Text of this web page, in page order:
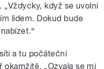
když se uvolní
lidem. Dokud bude
a tu počáteční
okamžitě. „Ozvala se mi